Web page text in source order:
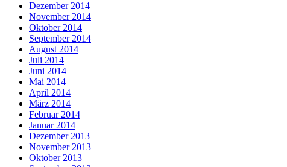
Dezember 2014
November 2014
Oktober 2014
September 2014
August 2014
Juli 2014
Juni 2014
Mai 2014
April 2014
März 2014
Februar 2014
Januar 2014
Dezember 2013
November 2013
Oktober 2013